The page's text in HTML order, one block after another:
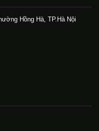
Hồng Hà, TP.Hà Nội